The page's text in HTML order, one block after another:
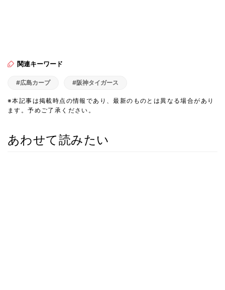
関連キーワード
#広島カープ #阪神タイガース
※本記事は掲載時点の情報であり、最新のものとは異なる場合があり
ます。予めご了承ください。
あわせて読みたい